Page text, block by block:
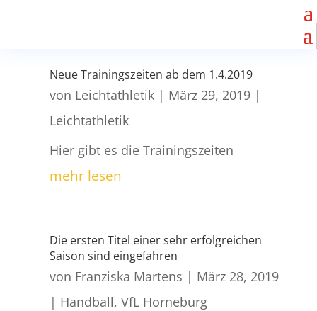
Neue Trainingszeiten ab dem 1.4.2019
von Leichtathletik| März 29, 2019|
Leichtathletik
Hier gibt es die Trainingszeiten
mehr lesen
Die ersten Titel einer sehr erfolgreichen
Saison sind eingefahren
von Franziska Martens | März 28, 2019
| Handball, VfL Horneburg